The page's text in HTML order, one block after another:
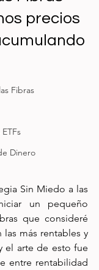
Fibras
Dinero
precios
Sin Miedo a las
un pequeño
que consideré
las más rentables y
el arte de esto fue
entre rentabilidad